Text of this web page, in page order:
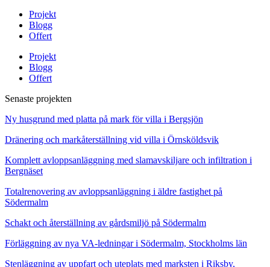
Projekt
Blogg
Offert
Projekt
Blogg
Offert
Senaste projekten
Ny husgrund med platta på mark för villa i Bergsjön
Dränering och markåterställning vid villa i Örnsköldsvik
Komplett avloppsanläggning med slamavskiljare och infiltration i
Bergnäset
Totalrenovering av avloppsanläggning i äldre fastighet på
Södermalm
Schakt och återställning av gårdsmiljö på Södermalm
Förläggning av nya VA-ledningar i Södermalm, Stockholms län
Stenläggning av uppfart och uteplats med marksten i Riksby,